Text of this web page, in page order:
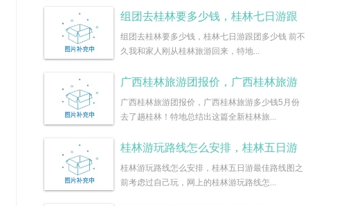
组团去桂林要多少钱，桂林七日游跟
组团去桂林要多少钱，桂林七日游跟团多少钱 前不
久我和家人刚从桂林旅游回来，特地...
广西桂林旅游团报价，广西桂林旅游
广西桂林旅游团报价，广西桂林旅游多少钱5月份
去了趟桂林！特地总结出这篇全新桂林旅...
桂林游玩路线怎么安排，桂林五日游
桂林游玩路线怎么安排，桂林五日游最佳路线图之
前考虑过自己玩，网上的桂林游玩路线怎...